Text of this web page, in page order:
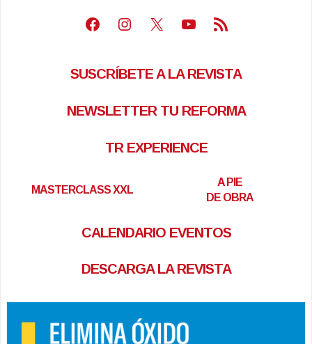
Facebook
Instagram
X Youtube
Feed RSS
SUSCRÍBETE A LA REVISTA
NEWSLETTER TU REFORMA
TR EXPERIENCE
MASTERCLASS XXL
A PIE
DE OBRA
CALENDARIO EVENTOS
DESCARGA LA REVISTA